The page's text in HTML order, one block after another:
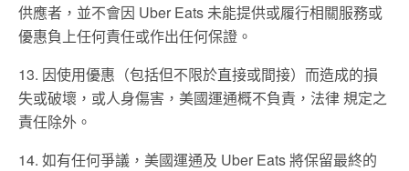
供應者，並不會因 Uber Eats 未能提供或履行相關服務或
優惠負上任何責任或作出任何保證。
13. 因使用優惠（包括但不限於直接或間接）而造成的損
失或破壞，或人身傷害，美國運通概不負責，法律 規定之
責任除外。
14. 如有任何爭議，美國運通及 Uber Eats 將保留最終的